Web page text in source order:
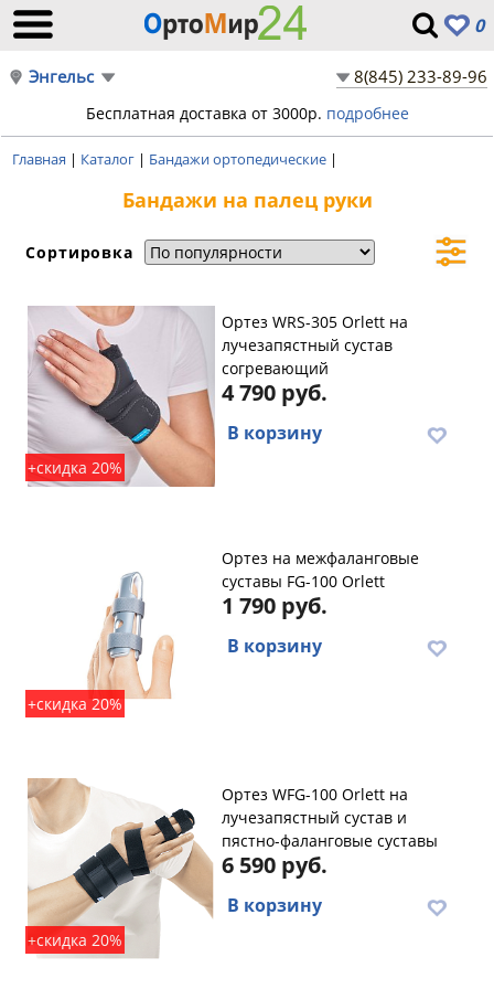
0
Энгельс 8(845) 233-89-96
Бесплатная доставка от 3000р. подробнее
Главная | Каталог | Бандажи ортопедические |
Бандажи на палец руки
Сортировка
+скидка 20%
Ортез WRS-305 Orlett на
лучезапястный сустав
согревающий
4 790 руб.
В корзину
+скидка 20%
Ортез на межфаланговые
суставы FG-100 Orlett
1 790 руб.
В корзину
+скидка 20%
Ортез WFG-100 Orlett на
лучезапястный сустав и
пястно-фаланговые суставы
6 590 руб.
В корзину